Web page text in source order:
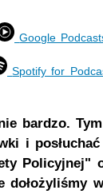
Google
Spotify for
bardzo.
i
Policyjnej"
dołożyliśmy